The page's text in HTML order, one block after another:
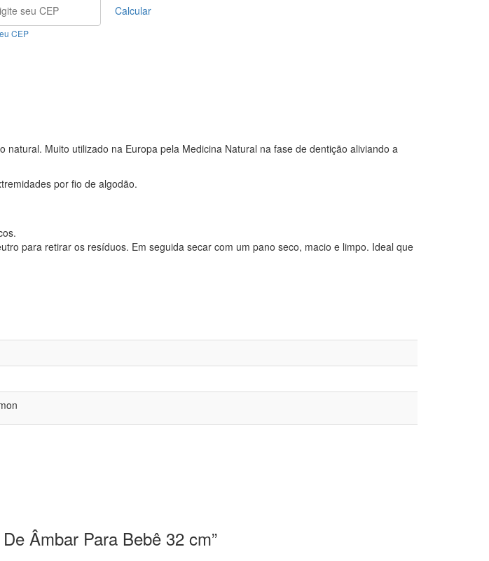
Calcular
CEP
Muito utilizado na Europa pela Medicina Natural na fase de dentição aliviando a
por fio de algodão.
para retirar os resíduos. Em seguida secar com um pano seco, macio e limpo. Ideal que
Âmbar Para Bebê 32 cm”